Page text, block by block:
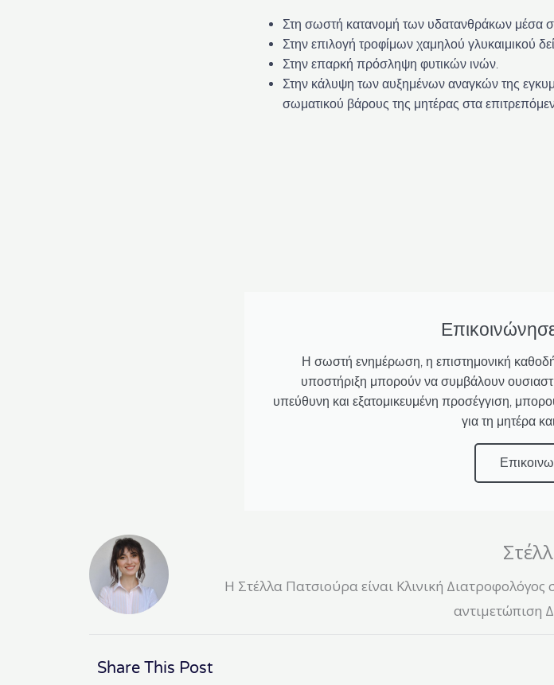
Στη σωστή κατανομή των υδατανθράκων μέσα
Στην επιλογή τροφίμων χαμηλού γλυκαιμικού
Στην επαρκή πρόσληψη φυτικών ινών.
Στην κάλυψη των αυξημένων αναγκών της
σωματικού βάρους της μητέρας στα
Η σωστή ενημέρωση, η επιστημονική
υποστήριξη μπορούν να συμβάλουν
υπεύθυνη και εξατομικευμένη προσέγγιση,
για τη μητέρα
Η Στέλλα Πατσιούρα είναι Κλινική
αντιμετώπιση
Share This Post